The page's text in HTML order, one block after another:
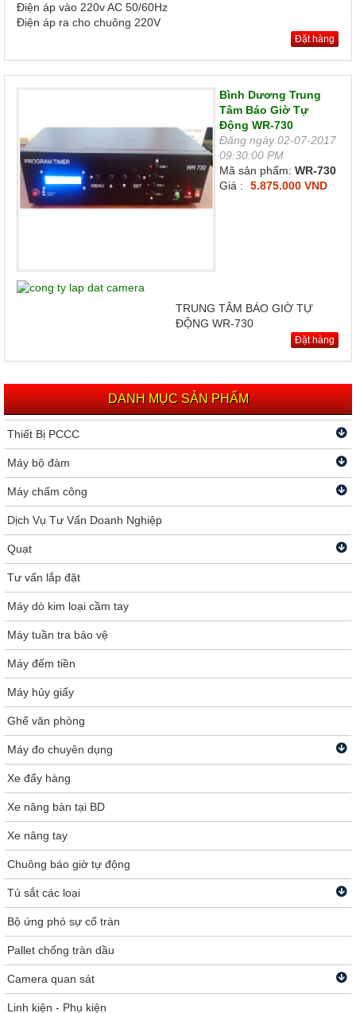
Điện áp vào 220v AC 50/60Hz
Điện áp ra cho chuông 220V
Đặt hàng
Bình Dương Trung
Tâm Báo Giờ Tự
Động WR-730
Đăng ngày 02-07-2017
09:30:00 PM
Mã sản phẩm: WR-730
Giá :
5.875.000 VND
TRUNG TÂM BÁO GIỜ TỰ
ĐỘNG WR-730
Đặt hàng
DANH MỤC SẢN PHẨM
Thiết Bị PCCC
Máy bộ đàm
Máy chấm công
Dịch Vụ Tư Vấn Doanh Nghiệp
Quạt
Tư vấn lắp đặt
Máy dò kim loại cầm tay
Máy tuần tra bảo vệ
Máy đếm tiền
Máy hủy giấy
Ghế văn phòng
Máy đo chuyên dụng
Xe đẩy hàng
Xe nâng bàn tại BD
Xe nâng tay
Chuông báo giờ tự động
Tủ sắt các loại
Bộ ứng phó sự cố tràn
Pallet chống tràn dầu
Camera quan sát
Linh kiện - Phụ kiện